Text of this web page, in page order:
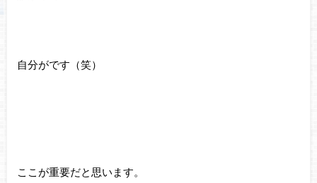
自分がです（笑）
ここが重要だと思います。